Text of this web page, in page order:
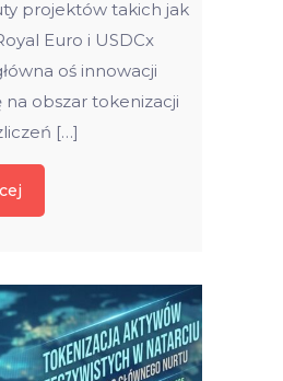
projektów takich jak
Euro i USDCx
oś innowacji
na obszar tokenizacji
[…]